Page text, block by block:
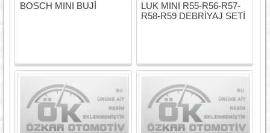
BOSCH MINI BUJİ
LUK MINI R55-R56-R57-
R58-R59 DEBRİYAJ SETİ